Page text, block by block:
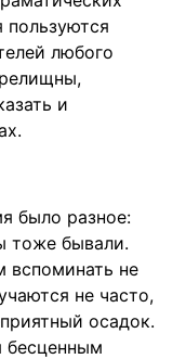
пользуются
любого
и
было разное:
тоже бывали.
вспоминать не
не часто,
осадок.
бесценным